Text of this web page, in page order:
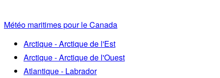
Météo maritimes pour le Canada
Arctique - Arctique de l'Est
Arctique - Arctique de l'Ouest
Atlantique - Labrador